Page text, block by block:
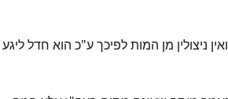
ואין ניצולין מן המות לפיכך ע"כ הוא חדל ליגע